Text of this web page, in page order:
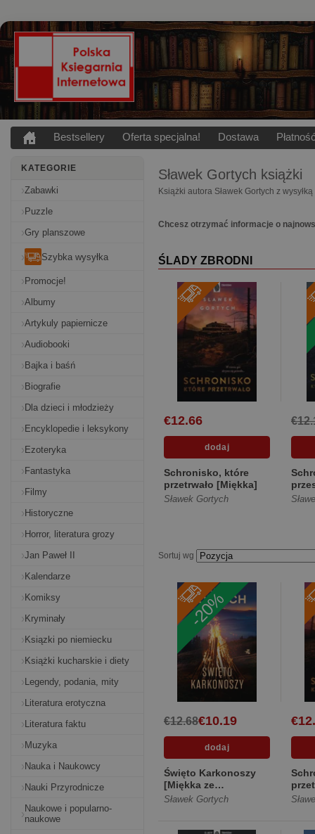
Bestsellery Oferta specjalna! Dostawa
KATEGORIE
Zabawki
Puzzle
Gry planszowe
Szybka wysyłka
Promocje!
Albumy
Artykuly papiernicze
Audiobooki
Bajka i baśń
Biografie
Dla dzieci i młodzieży
Encyklopedie i leksykony
Ezoteryka
Fantastyka
Filmy
Historyczne
Horror, literatura grozy
Jan Paweł II
Kalendarze
Komiksy
Kryminały
Ksiązki po niemiecku
Książki kucharskie i diety
Legendy, podania, mity
Literatura erotyczna
Literatura faktu
Muzyka
Nauka i Naukowcy
Nauki Przyrodnicze
Naukowe i popularno-
naukowe
Sławek Gortych książki
Książki autora Sławek Gortych z
Chcesz otrzymać informacje o
ŚLADY ZBRODNI
€12.66
Schronisko, które
przetrwało [Miękka]
Sławek Gortych
Sortuj wg
-20%
€10.19
€12.68
Święto Karkonoszy
[Miękka ze
skrzydełkami]
Sławek Gortych